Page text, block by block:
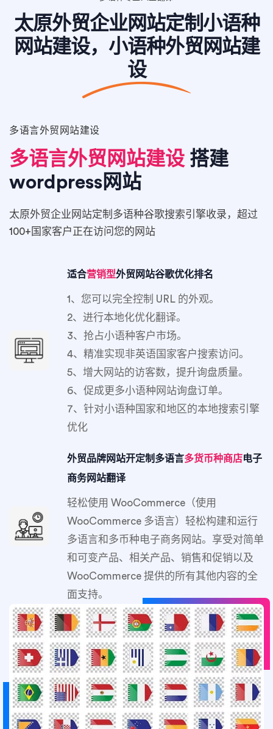
太原外贸企业网站定制小语种
网站建设，小语种外贸网站建
设
多语言外贸网站建设
多语言外贸网站建设 搭建
wordpress网站
太原外贸企业网站定制多语种谷歌搜索引擎收录，超过
100+国家客户正在访问您的网站
适合营销型外贸网站谷歌优化排名
1、您可以完全控制 URL 的外观。
2、进行本地化优化翻译。
3、抢占小语种客户市场。
4、精准实现非英语国家客户搜索访问。
5、增大网站的访客数，提升询盘质量。
6、促成更多小语种网站询盘订单。
7、针对小语种国家和地区的本地搜索引擎
优化
外贸品牌网站开定制多语言多货币种商店电子
商务网站翻译
轻松使用 WooCommerce（使用
WooCommerce 多语言）轻松构建和运行
多语言和多币种电子商务网站。享受对简单
和可变产品、相关产品、销售和促销以及
WooCommerce 提供的所有其他内容的全
面支持。